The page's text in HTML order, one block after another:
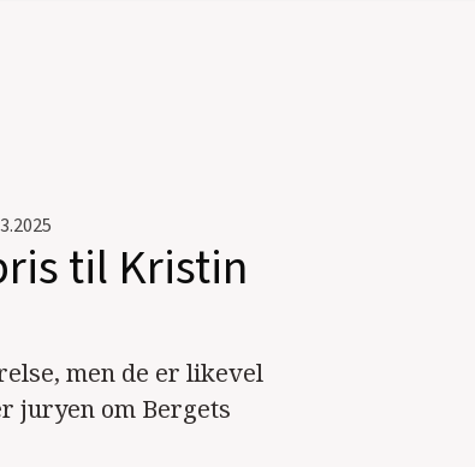
til Kristin
men de er likevel
juryen om Bergets